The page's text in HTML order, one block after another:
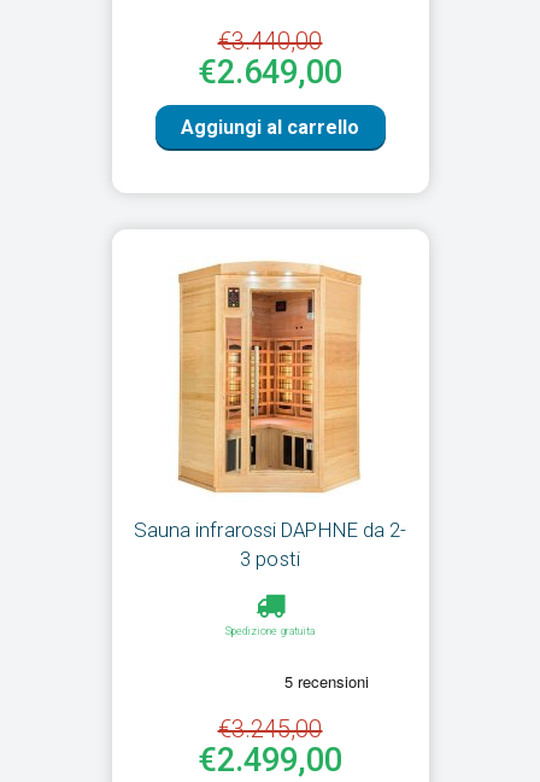
€3.440,00
€2.649,00
Aggiungi al carrello
Sauna infrarossi DAPHNE da 2-
3 posti
Spedizione gratuita
€3.245,00
€2.499,00